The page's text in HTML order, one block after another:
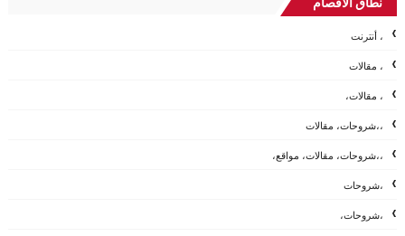
، أنترنت
، مقالات
، مقالات،
،،شروحات، مقالات
،،شروحات، مقالات، مواقع،
،شروحات
،شروحات،